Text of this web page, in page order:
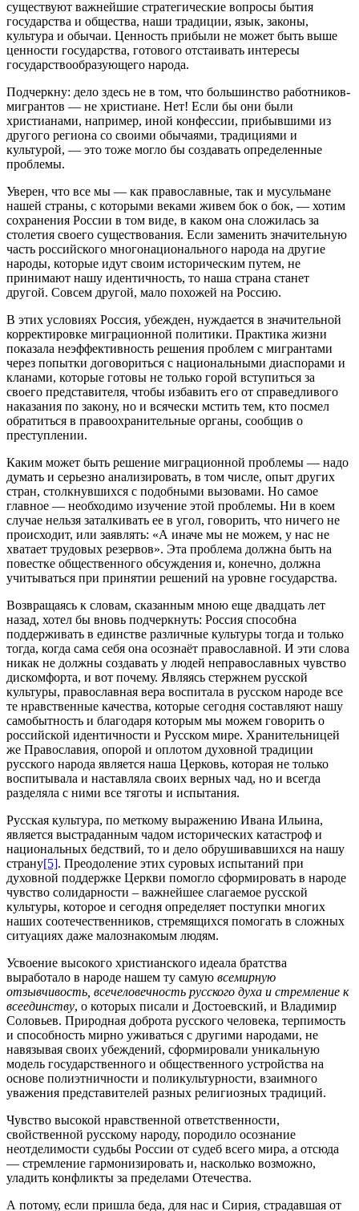
существуют важнейшие стратегические вопросы бытия
государства и общества, наши традиции, язык, законы,
культура и обычаи. Ценность прибыли не может быть выше
ценности государства, готового отстаивать интересы
государствообразующего народа.
Подчеркну: дело здесь не в том, что большинство работников-
мигрантов — не христиане. Нет! Если бы они были
христианами, например, иной конфессии, прибывшими из
другого региона со своими обычаями, традициями и
культурой, — это тоже могло бы создавать определенные
проблемы.
Уверен, что все мы — как православные, так и мусульмане
нашей страны, с которыми веками живем бок о бок, — хотим
сохранения России в том виде, в каком она сложилась за
столетия своего существования. Если заменить значительную
часть российского многонационального народа на другие
народы, которые идут своим историческим путем, не
принимают нашу идентичность, то наша страна станет
другой. Совсем другой, мало похожей на Россию.
В этих условиях Россия, убежден, нуждается в значительной
корректировке миграционной политики. Практика жизни
показала неэффективность решения проблем с мигрантами
через попытки договориться с национальными диаспорами и
кланами, которые готовы не только горой вступиться за
своего представителя, чтобы избавить его от справедливого
наказания по закону, но и всячески мстить тем, кто посмел
обратиться в правоохранительные органы, сообщив о
преступлении.
Каким может быть решение миграционной проблемы — надо
думать и серьезно анализировать, в том числе, опыт других
стран, столкнувшихся с подобными вызовами. Но самое
главное — необходимо изучение этой проблемы. Ни в коем
случае нельзя заталкивать ее в угол, говорить, что ничего не
происходит, или заявлять: «А иначе мы не можем, у нас не
хватает трудовых резервов». Эта проблема должна быть на
повестке общественного обсуждения и, конечно, должна
учитываться при принятии решений на уровне государства.
Возвращаясь к словам, сказанным мною еще двадцать лет
назад, хотел бы вновь подчеркнуть: Россия способна
поддерживать в единстве различные культуры тогда и только
тогда, когда сама себя она осознаёт православной. И эти слова
никак не должны создавать у людей неправославных чувство
дискомфорта, и вот почему. Являясь стержнем русской
культуры, православная вера воспитала в русском народе все
те нравственные качества, которые сегодня составляют нашу
самобытность и благодаря которым мы можем говорить о
российской идентичности и Русском мире. Хранительницей
же Православия, опорой и оплотом духовной традиции
русского народа является наша Церковь, которая не только
воспитывала и наставляла своих верных чад, но и всегда
разделяла с ними все тяготы и испытания.
Русская культура, по меткому выражению Ивана Ильина,
является выстраданным чадом исторических катастроф и
национальных бедствий, то и дело обрушивавшихся на нашу
страну[5]. Преодоление этих суровых испытаний при
духовной поддержке Церкви помогло сформировать в народе
чувство солидарности – важнейшее слагаемое русской
культуры, которое и сегодня определяет поступки многих
наших соотечественников, стремящихся помогать в сложных
ситуациях даже малознакомым людям.
Усвоение высокого христианского идеала братства
выработало в народе нашем ту самую всемирную
отзывчивость, всечеловечность русского духа и стремление к
всеединству, о которых писали и Достоевский, и Владимир
Соловьев. Природная доброта русского человека, терпимость
и способность мирно уживаться с другими народами, не
навязывая своих убеждений, сформировали уникальную
модель государственного и общественного устройства на
основе полиэтничности и поликультурности, взаимного
уважения представителей разных религиозных традиций.
Чувство высокой нравственной ответственности,
свойственной русскому народу, породило осознание
неотделимости судьбы России от судеб всего мира, а отсюда
— стремление гармонизировать и, насколько возможно,
уладить конфликты за пределами Отечества.
А потому, если пришла беда, для нас и Сирия, страдавшая от